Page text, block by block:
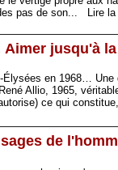
pas de son...
Lire
Aimer jusqu'à
Élysées en 1968… Une
Allio, 1965,
ce qui
de